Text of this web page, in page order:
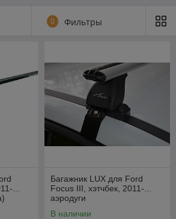
0 Фильтры
...
Багажник LUX для Ford
Focus III, хэтчбек, 2011-...
аэродуги
В наличии